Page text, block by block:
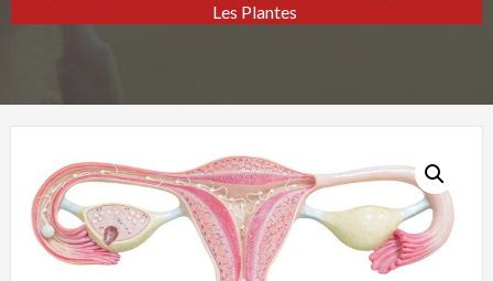
Les Plantes